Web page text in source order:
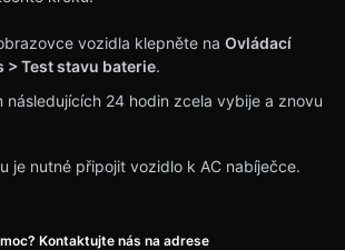
vozidla klepněte na Ovládací
> Test stavu baterie.
následujících 24 hodin zcela vybije a znovu
je nutné připojit vozidlo k AC nabíječce.
Kontaktujte nás na adrese